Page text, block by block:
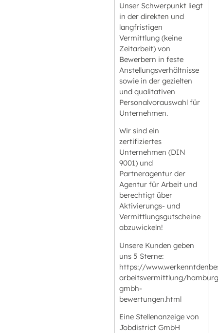
Unser Schwerpunkt liegt
in der direkten und
langfristigen
Vermittlung (keine
Zeitarbeit) von
Bewerbern in feste
Anstellungsverhältnisse
sowie in der gezielten
und qualitativen
Personalvorauswahl für
Unternehmen.
Wir sind ein
zertifiziertes
Unternehmen (DIN
9001) und
Partneragentur der
Agentur für Arbeit und
berechtigt über
Aktivierungs- und
Vermittlungsgutscheine
abzuwickeln!
Unsere Kunden geben
uns 5 Sterne:
https://
arbeitsvermittlung/
gmbh-
bewertungen.html
Eine Stellenanzeige von
Jobdistrict GmbH